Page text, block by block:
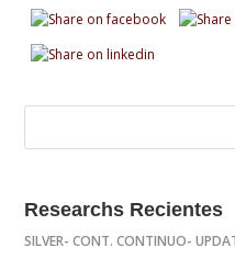
Researchs Recientes
SILVER- CONT. CONTINUO-